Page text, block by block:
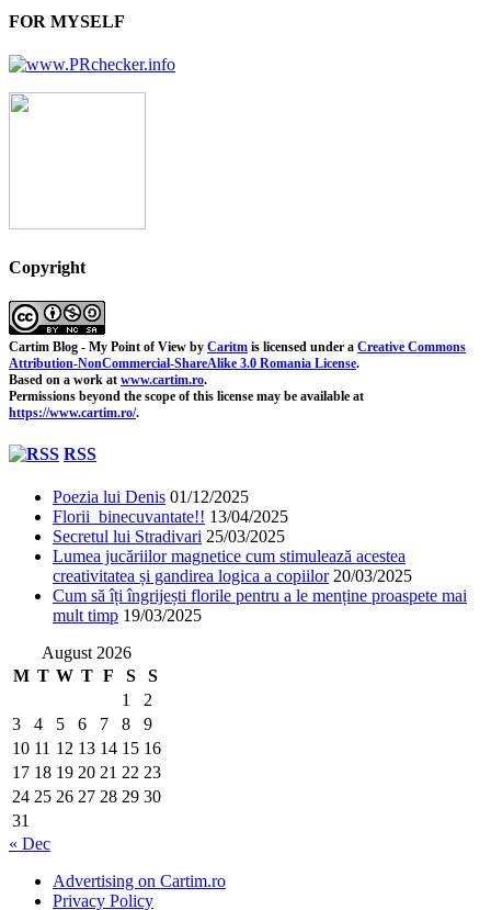
FOR MYSELF
Copyright
Cartim Blog - My Point of View by Caritm is licensed under a Creative Commons
Attribution-NonCommercial-ShareAlike 3.0 Romania License.
Based on a work at www.cartim.ro.
Permissions beyond the scope of this license may be available at
https://www.cartim.ro/.
RSS
Poezia lui Denis 01/12/2025
Florii binecuvantate!! 13/04/2025
Secretul lui Stradivari 25/03/2025
Lumea jucăriilor magnetice cum stimulează acestea
creativitatea și gandirea logica a copiilor 20/03/2025
Cum să îți îngrijești florile pentru a le menține proaspete mai
mult timp 19/03/2025
August 2026
M T W T F S
S
1
2
3
4 5 6 7 8
9
10 11 12 13 14 15 16
17 18 19 20 21 22 23
24 25 26 27 28 29 30
31
« Dec
Advertising on Cartim.ro
Privacy Policy